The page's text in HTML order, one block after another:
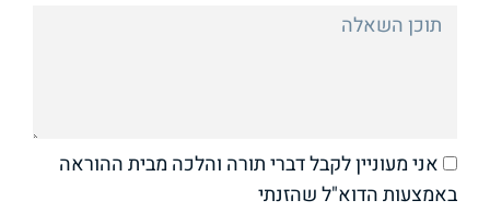
אני מעוניין לקבל דברי תורה והלכה מבית ההוראה
באמצעות הדוא"ל שהזנתי